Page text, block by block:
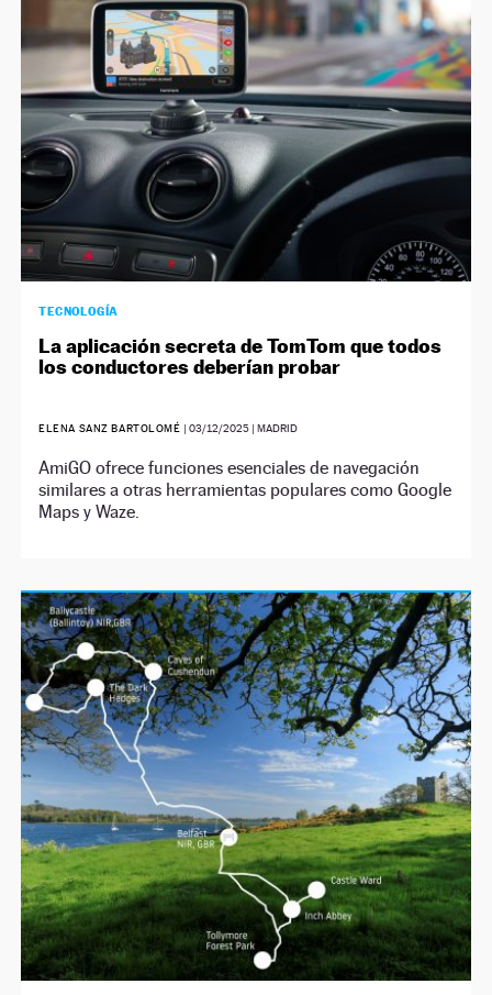
NEWSLETTER
SÍGUENOS
TECNOLOGÍA
La aplicación secreta de TomTom que todos
los conductores deberían probar
ELENA SANZ BARTOLOMÉ | 03/12/2025| MADRID
AmiGO ofrece funciones esenciales de navegación
similares a otras herramientas populares como Google
Maps y Waze.